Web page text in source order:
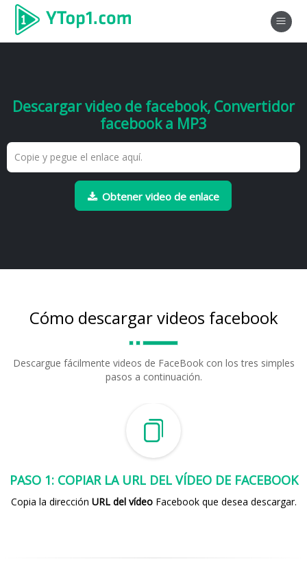
Descargar video de facebook, Convertidor
facebook a MP3
Obtener video de enlace
Cómo descargar videos facebook
Descargue fácilmente videos de FaceBook con los tres simples
pasos a continuación.
PASO 1: COPIAR LA URL DEL VÍDEO DE FACEBOOK
Copia la dirección URL del vídeoFacebook que desea descargar.